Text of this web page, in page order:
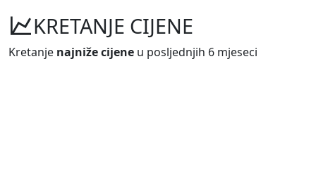
KRETANJE CIJENE
Kretanje najniže cijene u posljednjih 6 mjeseci